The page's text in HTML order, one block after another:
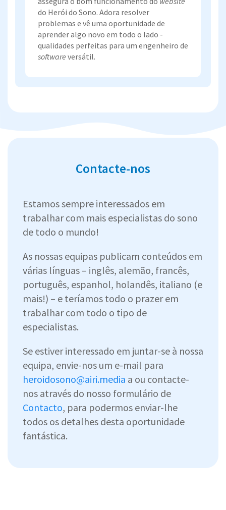
do Herói do Sono. Adora resolver
problemas e vê uma oportunidade de
aprender algo novo em todo o lado -
qualidades perfeitas para um engenheiro de
software versátil.
Contacte-nos
Estamos sempre interessados em
trabalhar com mais especialistas do sono
de todo o mundo!
As nossas equipas publicam conteúdos em
várias línguas – inglês, alemão, francês,
português, espanhol, holandês, italiano (e
mais!) – e teríamos todo o prazer em
trabalhar com todo o tipo de
especialistas.
Se estiver interessado em juntar-se à nossa
equipa, envie-nos um e-mail para
heroidosono@airi.media a ou contacte-
nos através do nosso formulário de
Contacto, para podermos enviar-lhe
todos os detalhes desta oportunidade
fantástica.